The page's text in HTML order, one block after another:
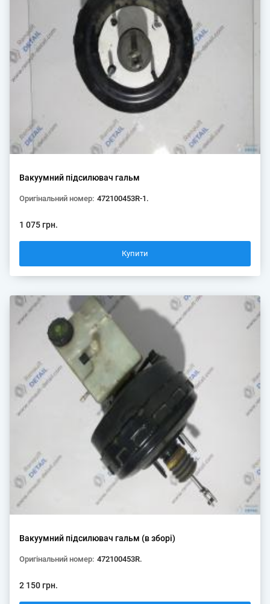
Вакуумний підсилювач гальм
Оригінальний номер: 472100453R-1.
1 075 грн.
Вакуумний підсилювач гальм (в зборі)
Оригінальний номер: 472100453R.
2 150 грн.